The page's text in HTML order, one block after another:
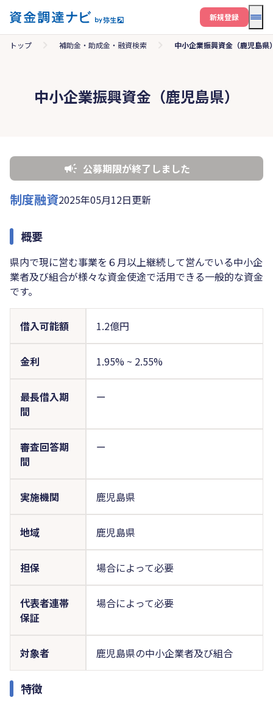
メ
新規登録
トップ 補助金・助成金・融資検索 中小企業振興資金（鹿児島県
中小企業振興資金（鹿児島県）
公募期限が終了しました
制度融資2025年05月12日更新
概要
県内で現に営む事業を６月以上継続して営んでいる中小企
業者及び組合が様々な資金使途で活用できる一般的な資金
です。
借入可能額 1.2億円
金利 1.95% ~ 2.55%
最長借入期
間
ー
審査回答期
間
ー
実施機関 鹿児島県
地域 鹿児島県
担保 場合によって必要
代表者連帯
保証
場合によって必要
対象者 鹿児島県の中小企業者及び組合
特徴